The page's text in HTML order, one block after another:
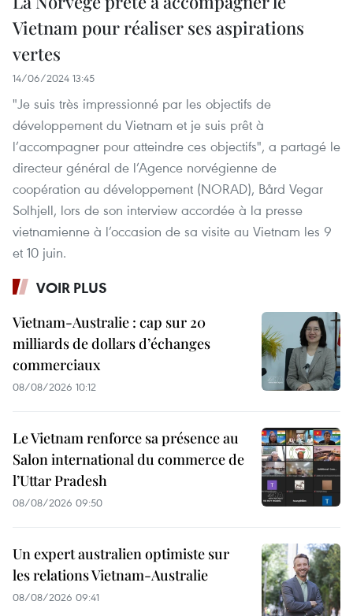
Vietnam pour réaliser ses aspirations
vertes
14/06/2024 13:45
"Je suis très impressionné par les objectifs de
développement du Vietnam et je suis prêt à
l’accompagner pour atteindre ces objectifs", a partagé le
directeur général de l’Agence norvégienne de
coopération au développement (NORAD), Bård Vegar
Solhjell, lors de son interview accordée à la presse
vietnamienne à l’occasion de sa visite au Vietnam les 9
et 10 juin.
VOIR PLUS
Vietnam-Australie : cap sur 20
milliards de dollars d’échanges
commerciaux
08/08/2026 10:12
Le Vietnam renforce sa présence au
Salon international du commerce de
l’Uttar Pradesh
08/08/2026 09:50
Un expert australien optimiste sur
les relations Vietnam-Australie
08/08/2026 09:41